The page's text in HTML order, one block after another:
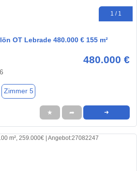
1 / 1
OT Lebrade 480.000 € 155 m²
480.000 €
Zimmer 5
★ ➦ ➜